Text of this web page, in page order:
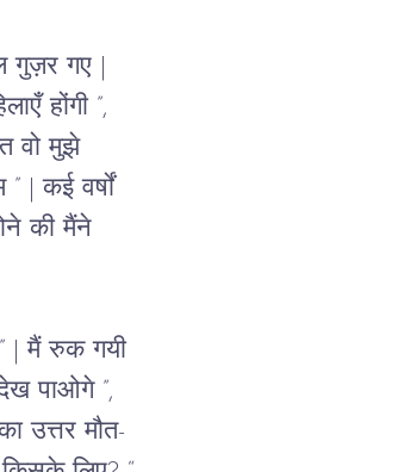
गुज़र गए |
होंगी ”,
वो मुझे
| कई वर्षों
की मैंने
| मैं रुक गयी
पाओगे ”,
उत्तर मौत-